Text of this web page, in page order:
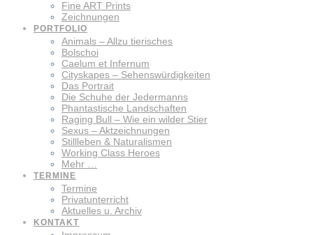
Fine ART Prints
Zeichnungen
PORTFOLIO
Animals – Allzu tierisches
Bolschoi
Caelum et Infernum
Cityskapes – Sehenswürdigkeiten
Das Portrait
Die Schuhe der Jedermanns
Phantastische Landschaften
Raging Bull – Wie ein wilder Stier
Sexus – Aktzeichnungen
Stillleben & Naturalismen
Working Class Heroes
Mehr …
TERMINE
Termine
Privatunterricht
Aktuelles u. Archiv
KONTAKT